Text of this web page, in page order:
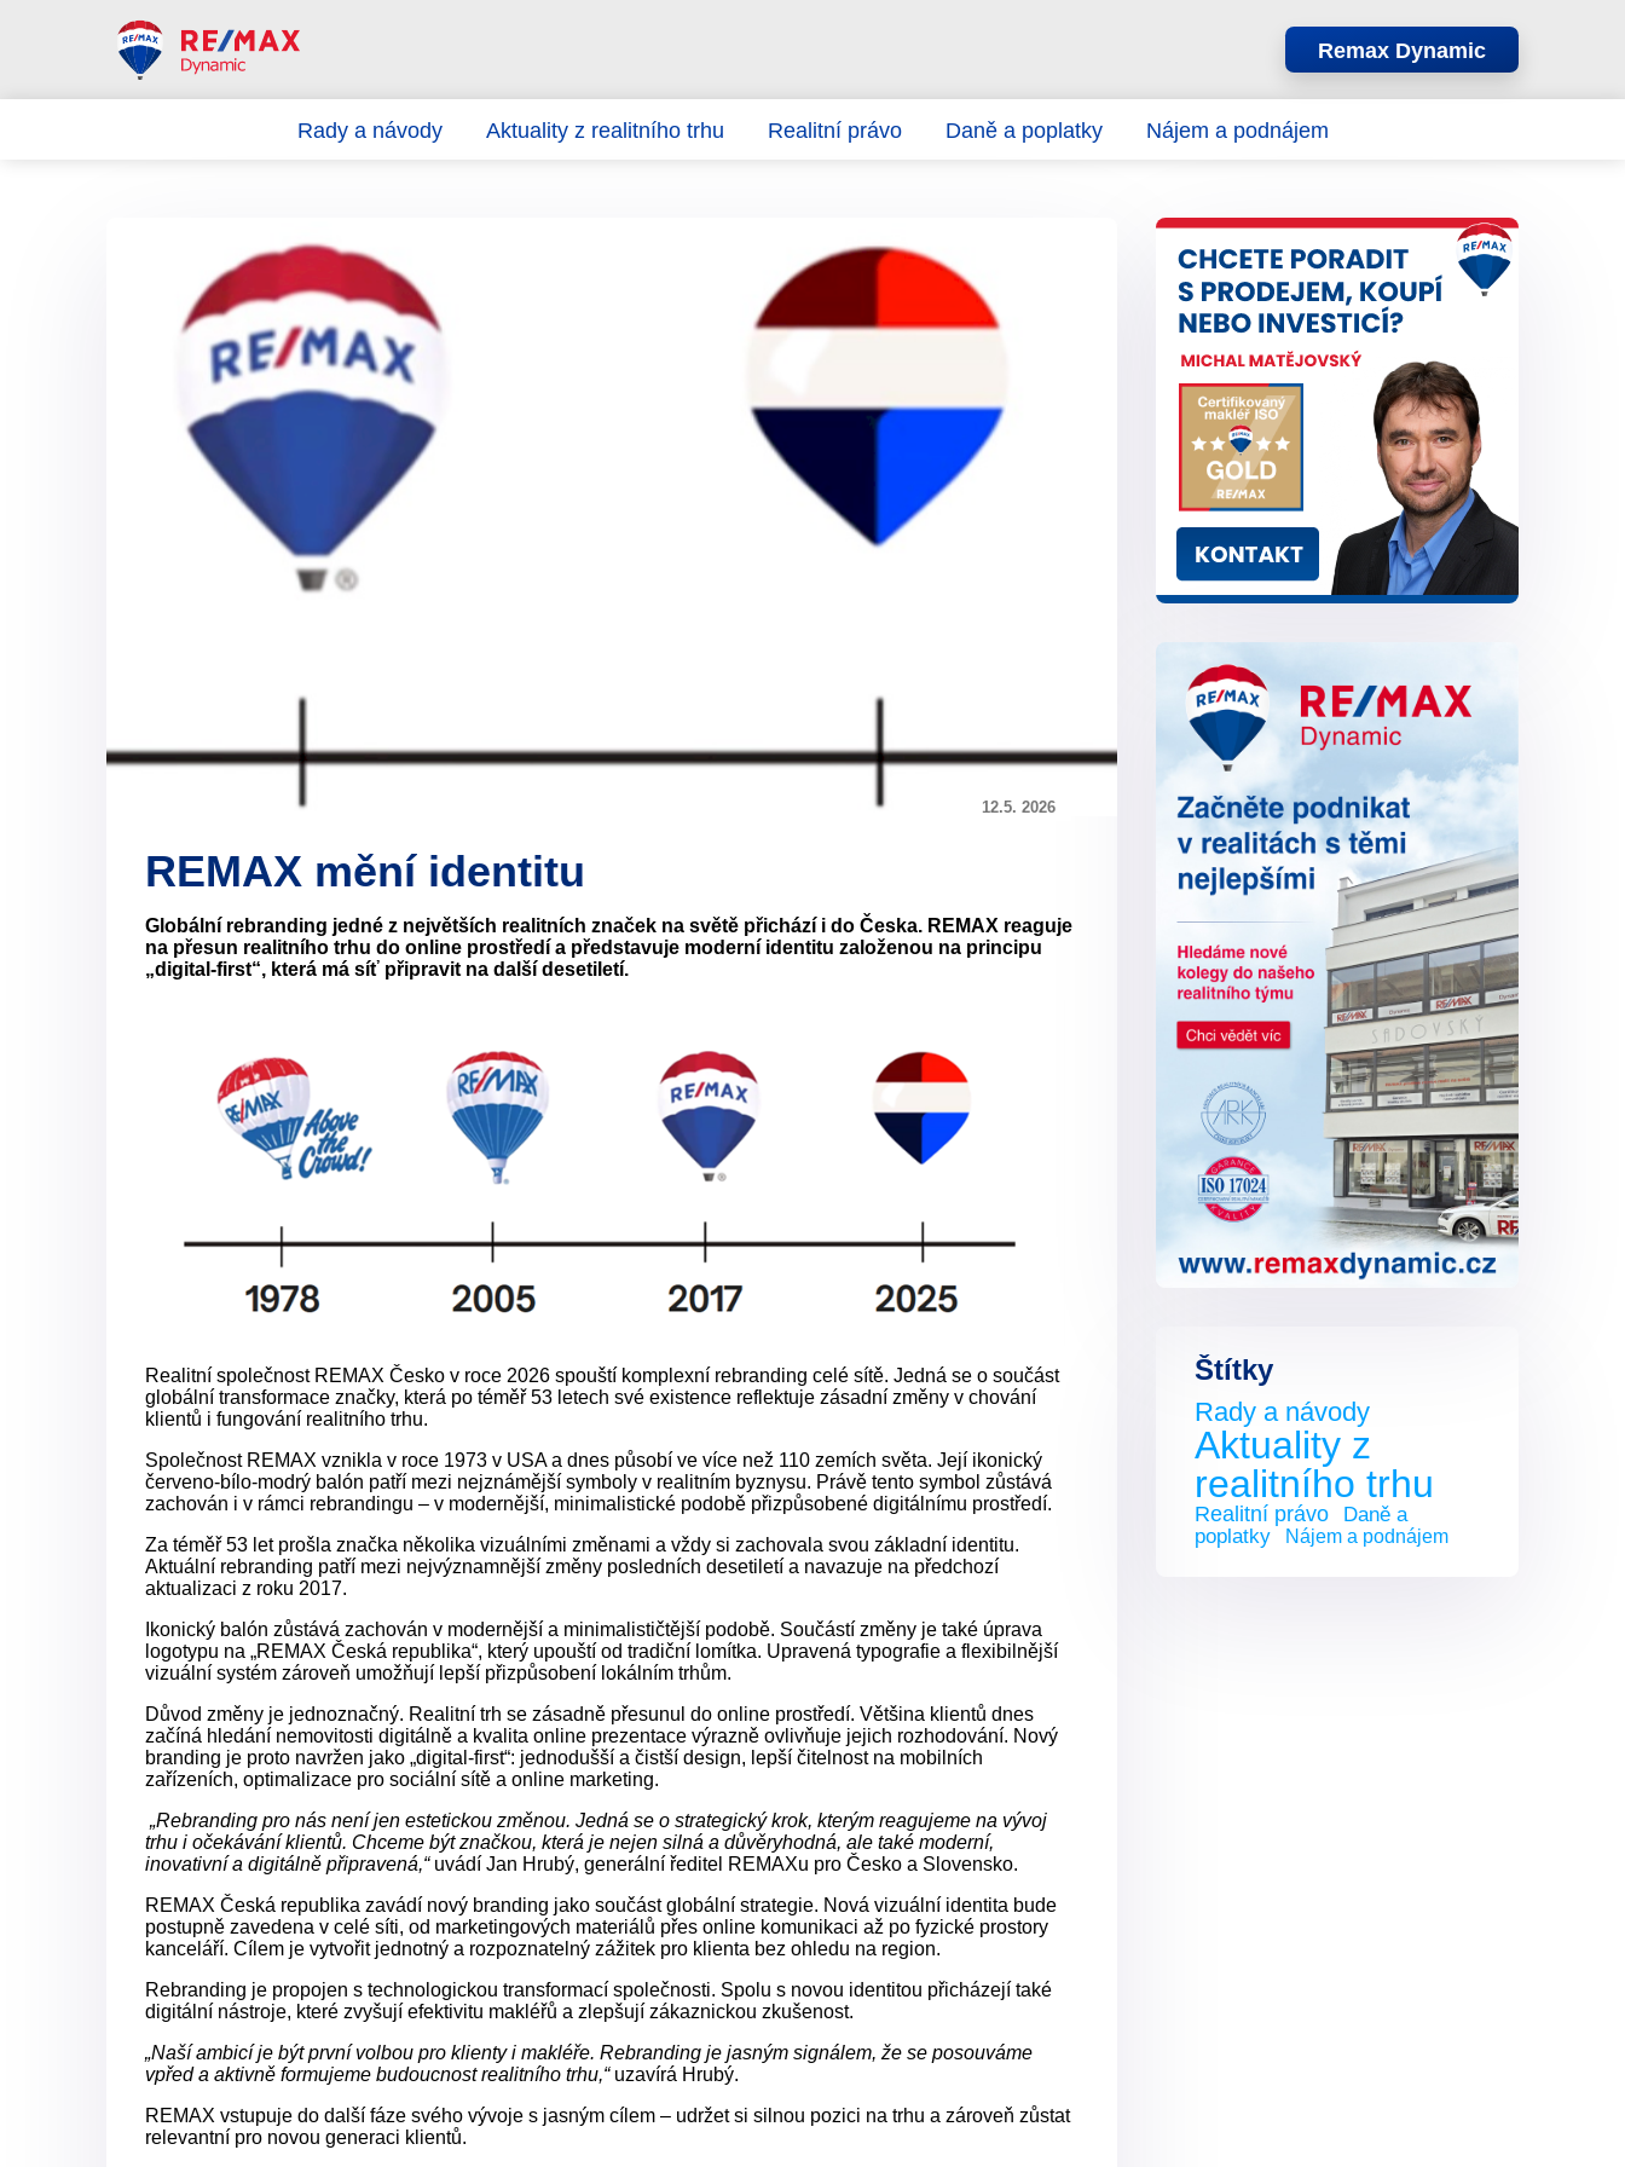
Remax Dynamic
Rady a návody Aktuality z realitního trhu Realitní právo Daně a poplatky Nájem a podnájem
12.5. 2026
REMAX mění identitu
Globální rebranding jedné z největších realitních značek na světě přichází i do Česka. REMAX reaguje
na přesun realitního trhu do online prostředí a představuje moderní identitu založenou na principu
„digital-first“, která má síť připravit na další desetiletí.
Realitní společnost REMAX Česko v roce 2026 spouští komplexní rebranding celé sítě. Jedná se o součást
globální transformace značky, která po téměř 53 letech své existence reflektuje zásadní změny v chování
klientů i fungování realitního trhu.
Společnost REMAX vznikla v roce 1973 v USA a dnes působí ve více než 110 zemích světa. Její ikonický
červeno-bílo-modrý balón patří mezi nejznámější symboly v realitním byznysu. Právě tento symbol zůstává
zachován i v rámci rebrandingu – v modernější, minimalistické podobě přizpůsobené digitálnímu prostředí.
Za téměř 53 let prošla značka několika vizuálními změnami a vždy si zachovala svou základní identitu.
Aktuální rebranding patří mezi nejvýznamnější změny posledních desetiletí a navazuje na předchozí
aktualizaci z roku 2017.
Ikonický balón zůstává zachován v modernější a minimalističtější podobě. Součástí změny je také úprava
logotypu na „REMAX Česká republika“, který upouští od tradiční lomítka. Upravená typografie a flexibilnější
vizuální systém zároveň umožňují lepší přizpůsobení lokálním trhům.
Důvod změny je jednoznačný. Realitní trh se zásadně přesunul do online prostředí. Většina klientů dnes
začíná hledání nemovitosti digitálně a kvalita online prezentace výrazně ovlivňuje jejich rozhodování. Nový
branding je proto navržen jako „digital-first“: jednodušší a čistší design, lepší čitelnost na mobilních
zařízeních, optimalizace pro sociální sítě a online marketing.
„Rebranding pro nás není jen estetickou změnou. Jedná se o strategický krok, kterým reagujeme na vývoj
trhu i očekávání klientů. Chceme být značkou, která je nejen silná a důvěryhodná, ale také moderní,
inovativní a digitálně připravená,“uvádí Jan Hrubý, generální ředitel REMAXu pro Česko a Slovensko.
REMAX Česká republika zavádí nový branding jako součást globální strategie. Nová vizuální identita bude
postupně zavedena v celé síti, od marketingových materiálů přes online komunikaci až po fyzické prostory
kanceláří. Cílem je vytvořit jednotný a rozpoznatelný zážitek pro klienta bez ohledu na region.
Rebranding je propojen s technologickou transformací společnosti. Spolu s novou identitou přicházejí také
digitální nástroje, které zvyšují efektivitu makléřů a zlepšují zákaznickou zkušenost.
„Naší ambicí je být první volbou pro klienty i makléře. Rebranding je jasným signálem, že se posouváme
vpřed a aktivně formujeme budoucnost realitního trhu,“uzavírá Hrubý.
REMAX vstupuje do další fáze svého vývoje s jasným cílem – udržet si silnou pozici na trhu a zároveň zůstat
relevantní pro novou generaci klientů.
Štítky
Rady a návody
Aktuality z
realitního trhu
Realitní právo
Daně a
poplatky
Nájem a podnájem